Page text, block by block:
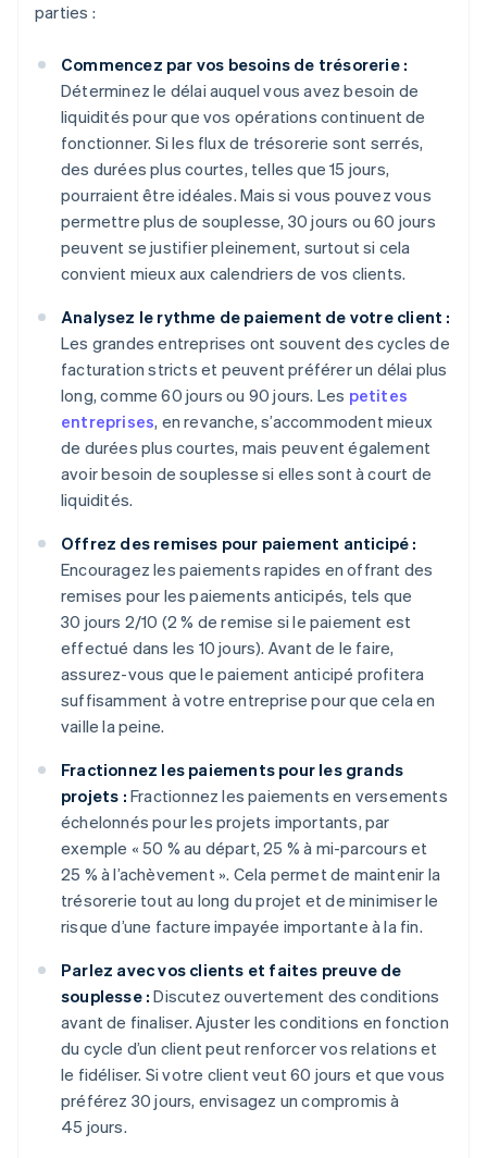
parties :
Commencez par vos besoins de trésorerie :
Déterminez le délai auquel vous avez besoin de
liquidités pour que vos opérations continuent de
fonctionner. Si les flux de trésorerie sont serrés,
des durées plus courtes, telles que 15 jours,
pourraient être idéales. Mais si vous pouvez vous
permettre plus de souplesse, 30 jours ou 60 jours
peuvent se justifier pleinement, surtout si cela
convient mieux aux calendriers de vos clients.
Analysez le rythme de paiement de votre client :
Les grandes entreprises ont souvent des cycles de
facturation stricts et peuvent préférer un délai plus
long, comme 60 jours ou 90 jours. Les petites
entreprises, en revanche, s’accommodent mieux
de durées plus courtes, mais peuvent également
avoir besoin de souplesse si elles sont à court de
liquidités.
Offrez des remises pour paiement anticipé :
Encouragez les paiements rapides en offrant des
remises pour les paiements anticipés, tels que
30 jours 2/10 (2 % de remise si le paiement est
effectué dans les 10 jours). Avant de le faire,
assurez-vous que le paiement anticipé profitera
suffisamment à votre entreprise pour que cela en
vaille la peine.
Fractionnez les paiements pour les grands
projets : Fractionnez les paiements en versements
échelonnés pour les projets importants, par
exemple « 50 % au départ, 25 % à mi-parcours et
25 % à l’achèvement ». Cela permet de maintenir la
trésorerie tout au long du projet et de minimiser le
risque d’une facture impayée importante à la fin.
Parlez avec vos clients et faites preuve de
souplesse : Discutez ouvertement des conditions
avant de finaliser. Ajuster les conditions en fonction
du cycle d’un client peut renforcer vos relations et
le fidéliser. Si votre client veut 60 jours et que vous
préférez 30 jours, envisagez un compromis à
45 jours.